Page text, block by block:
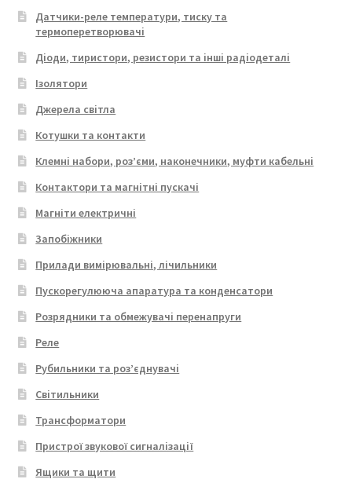
Датчики-реле температури, тиску та
термоперетворювачі
Діоди, тиристори, резистори та інші радіодеталі
Ізолятори
Джерела світла
Котушки та контакти
Клемні набори, роз’єми, наконечники, муфти кабельні
Контактори та магнітні пускачі
Магніти електричні
Запобіжники
Прилади вимірювальні, лічильники
Пускорегулююча апаратура та конденсатори
Розрядники та обмежувачі перенапруги
Реле
Рубильники та роз’єднувачі
Світильники
Трансформатори
Пристрої звукової сигналізації
Ящики та щити